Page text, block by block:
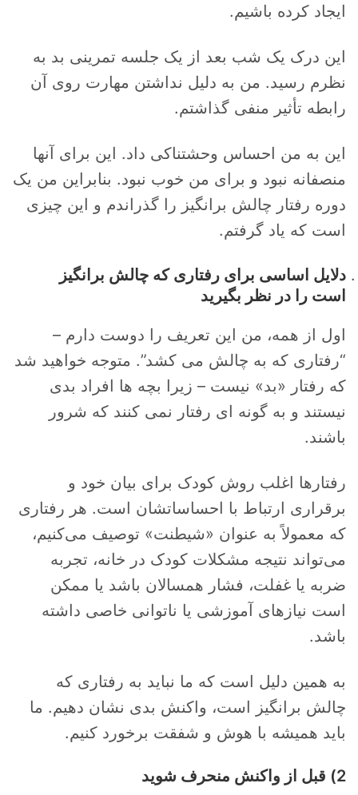
ایجاد کرده باشیم.
این درک یک شب بعد از یک جلسه تمرینی بد به
نظرم رسید. من به دلیل نداشتن مهارت روی آن
رابطه تأثیر منفی گذاشتم.
این به من احساس وحشتناکی داد. این برای آنها
منصفانه نبود و برای من خوب نبود. بنابراین من یک
دوره رفتار چالش برانگیز را گذراندم و این چیزی
است که یاد گرفتم.
دلایل اساسی برای رفتاری که چالش برانگیز
است را در نظر بگیرید
اول از همه، من این تعریف را دوست دارم –
“رفتاری که به چالش می کشد”. متوجه خواهید شد
که رفتار «بد» نیست – زیرا بچه ها افراد بدی
نیستند و به گونه ای رفتار نمی کنند که شرور
باشند.
رفتارها اغلب روش کودک برای بیان خود و
برقراری ارتباط با احساساتشان است. هر رفتاری
که معمولاً به عنوان «شیطنت» توصیف می‌کنیم،
می‌تواند نتیجه مشکلات کودک در خانه، تجربه
ضربه یا غفلت، فشار همسالان باشد یا ممکن
است نیازهای آموزشی یا ناتوانی خاصی داشته
باشد.
به همین دلیل است که ما نباید به رفتاری که
چالش برانگیز است، واکنش بدی نشان دهیم. ما
باید همیشه با هوش و شفقت برخورد کنیم.
2) قبل از واکنش منحرف شوید